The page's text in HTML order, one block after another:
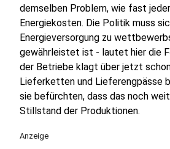
demselben Problem, wie fast
Energiekosten. Die Politik muss
Energieversorgung zu
gewährleistet ist - lautet hier die
der Betriebe klagt über jetzt
Lieferketten und Lieferengpässe
sie befürchten, dass das noch
Stillstand der Produktionen.
Anzeige